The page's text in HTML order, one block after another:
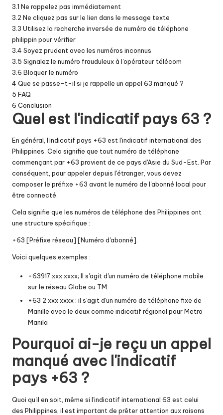
3.1 Ne rappelez pas immédiatement
3.2 Ne cliquez pas sur le lien dans le message texte
3.3 Utilisez la recherche inversée de numéro de téléphone
philippin pour vérifier
3.4 Soyez prudent avec les numéros inconnus
3.5 Signalez le numéro frauduleux à l'opérateur télécom
3.6 Bloquer le numéro
4 Que se passe-t-il si je rappelle un appel 63 manqué ?
5 FAQ
6 Conclusion
Quel est l'indicatif pays 63 ?
En général, l'indicatif pays +63 est l'indicatif international des
Philippines. Cela signifie que tout numéro de téléphone
commençant par +63 provient de ce pays d'Asie du Sud-Est. Par
conséquent, pour appeler depuis l'étranger, vous devez
composer le préfixe +63 avant le numéro de l'abonné local pour
être connecté.
Cela signifie que les numéros de téléphone des Philippines ont
une structure spécifique :
+63 [Préfixe réseau] [Numéro d'abonné].
Voici quelques exemples :
+63917 xxx xxxx; Il s'agit d'un numéro de téléphone mobile
sur le réseau Globe ou TM.
+63 2 xxx xxxx : il s'agit d'un numéro de téléphone fixe de
Manille avec le deux comme indicatif régional pour Metro
Manila
Pourquoi ai-je reçu un appel
manqué avec l'indicatif
pays +63 ?
Quoi qu'il en soit, même si l'indicatif international 63 est celui
des Philippines, il est important de prêter attention aux raisons